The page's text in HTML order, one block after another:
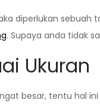
diperlukan
. Supaya anda tidak
Ukuran
besar, tentu hal